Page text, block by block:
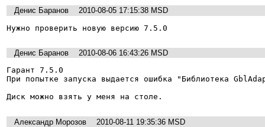
Денис Баранов
2010-08-05 17:15:38 MSD
Нужно проверить новую версию 7.5.0
Денис Баранов
2010-08-06 16:43:26 MSD
Гарант 7.5.0
При попытке запуска выдается ошибка "Библиотека
Диск можно взять у меня на столе.
Александр Морозов
2010-08-11 19:35:36 MSD